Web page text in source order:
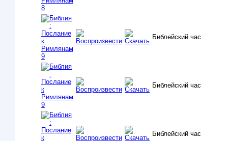
Библейский час
Библейский час
Библейский час